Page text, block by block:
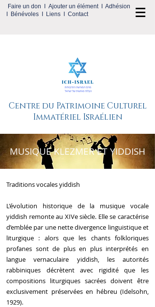
Faire un don Ajouter un élémentI Adhésion
Bénévoles Liens Contact
Centre du Patrimoine Culturel
Immatériel Israélien
MUSIQUE KLEZMER ET YIDDISH
Traditions vocales yiddish
L’évolution historique de la musique vocale
yiddish remonte au XIVe siècle. Elle se caractérise
d’emblée par une nette divergence linguistique et
liturgique : alors que les chants folkloriques
profanes sont de plus en plus interprétés en
langue vernaculaire yiddish, les autorités
rabbiniques décrètent avec rigidité que les
compositions liturgiques sacrées doivent être
exclusivement préservées en hébreu (Idelsohn,
1929).